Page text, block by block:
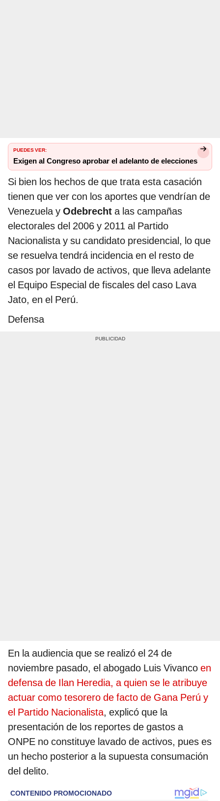
PUEDES VER:
Exigen al Congreso aprobar el adelanto de elecciones
Si bien los hechos de que trata esta casación
tienen que ver con los aportes que vendrían de
Venezuela y Odebrecht a las campañas
electorales del 2006 y 2011 al Partido
Nacionalista y su candidato presidencial, lo que
se resuelva tendrá incidencia en el resto de
casos por lavado de activos, que lleva adelante
el Equipo Especial de fiscales del caso Lava
Jato, en el Perú.
Defensa
En la audiencia que se realizó el 24 de
noviembre pasado, el abogado Luis Vivanco en
defensa de Ilan Heredia, a quien se le atribuye
actuar como tesorero de facto de Gana Perú y
el Partido Nacionalista, explicó que la
presentación de los reportes de gastos a
ONPE no constituye lavado de activos, pues es
un hecho posterior a la supuesta consumación
del delito.